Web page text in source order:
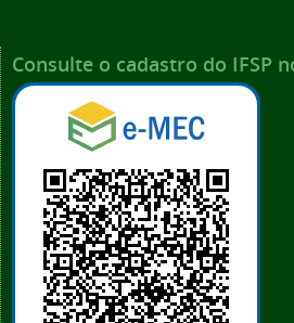
Consulte o cadastro do IFSP